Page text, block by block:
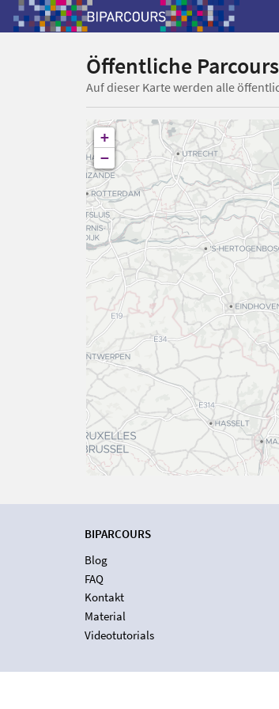
Öffentliche Parcours
Auf dieser Karte werden alle
+
−
BIPARCOURS
Blog
FAQ
Kontakt
Material
Videotutorials